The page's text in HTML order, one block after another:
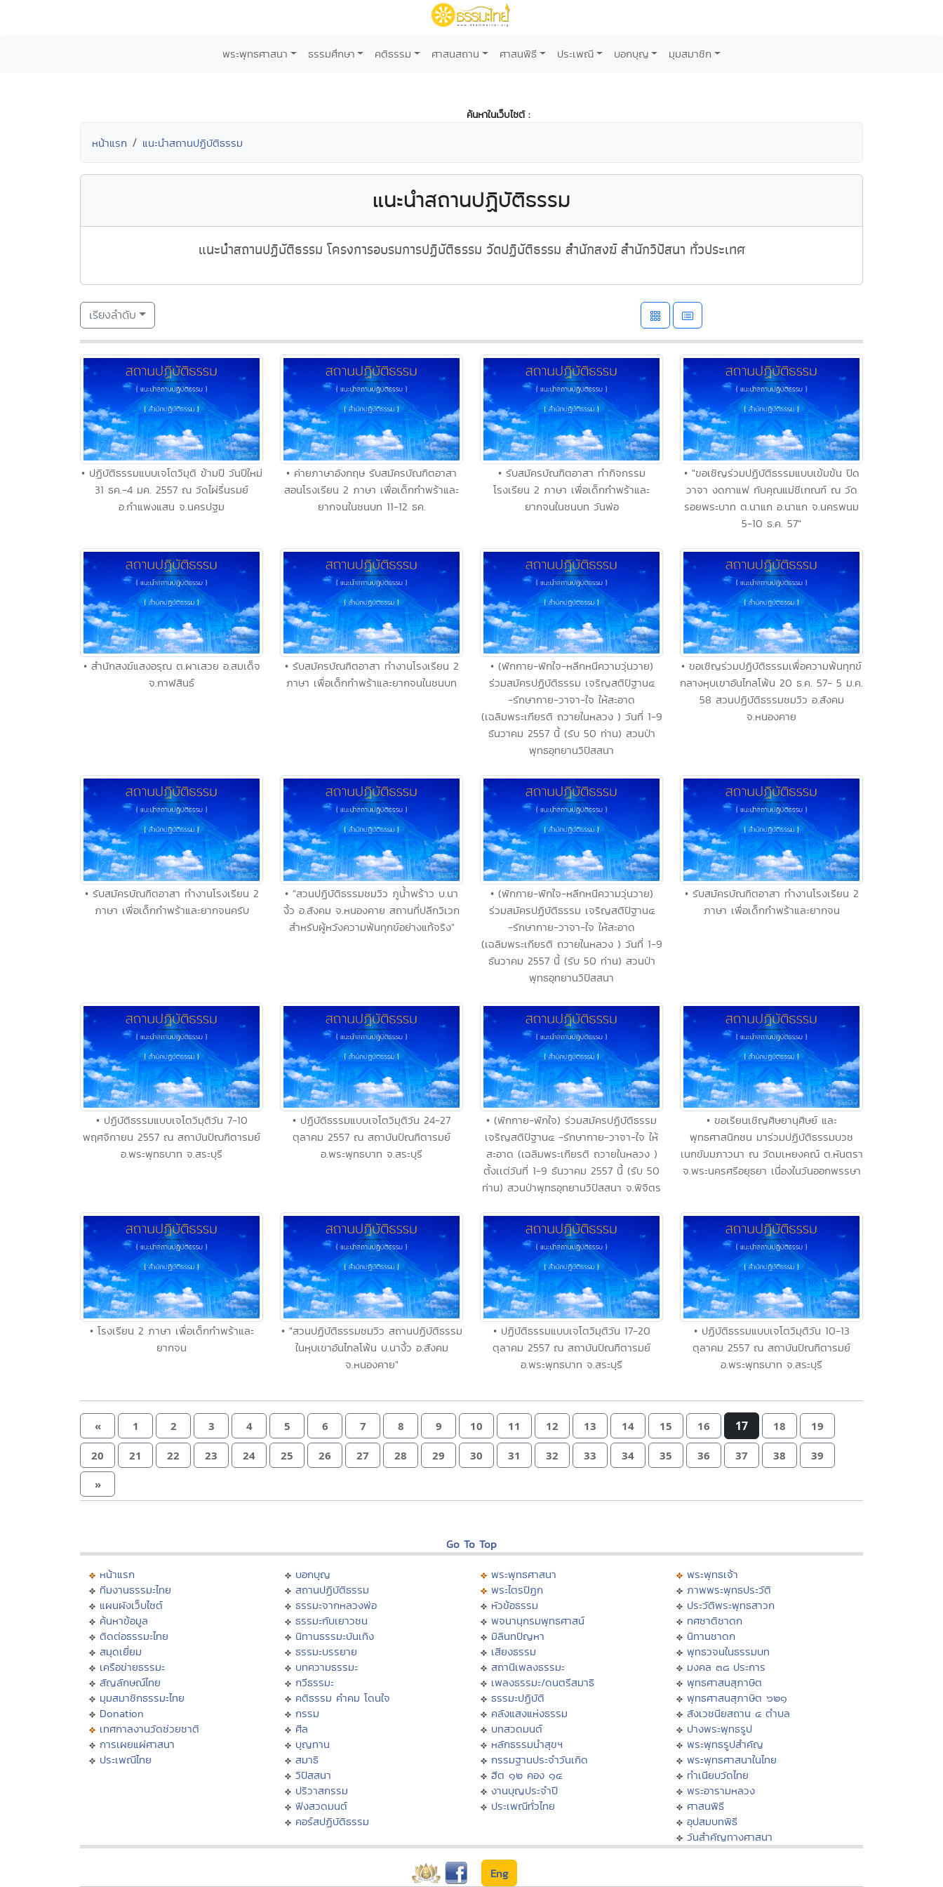
พระพุทธศาสนา ธรรมศึกษา คติธรรม ศาสนสถาน ศาสนพิธี ประเพณี บอกบุญ มุมสมาชิก
ค้นหาในเว็บไซต์ :
หน้าแรก แนะนำสถานปฏิบัติธรรม
แนะนำสถานปฏิบัติธรรม
แนะนำสถานปฏิบัติธรรม โครงการอบรมการปฏิบัติธรรม วัดปฏิบัติธรรม สำนักสงฆ์ สำนักวิปัสนา ทั่วประเทศ
เรียงลำดับ
• ปฏิบัติธรรมแบบเจโตวิมุติ ข้ามปี วันปีใหม่
31 ธค.-4 มค. 2557 ณ วัดไผ่รื่นรมย์
อ.กำแพงแสน จ.นครปฐม
• ค่ายภาษาอังกฤษ รับสมัครบัณฑิตอาสา
สอนโรงเรียน 2 ภาษา เพื่อเด็กกำพร้าและ
ยากจนในชนบท 11-12 ธค.
• รับสมัครบัณฑิตอาสา ทำกิจกรรม
โรงเรียน 2 ภาษา เพื่อเด็กกำพร้าและ
ยากจนในชนบท วันพ่อ
• "ขอเชิญร่วมปฏิบัติธรรมแบบเข้มข้น ปิด
วาจา งดกาแฟ กับคุณแม่ชีเกณฑ์ ณ วัด
รอยพระบาท ต.นาแก อ.นาแก จ.นครพนม
5-10 ธ.ค. 57"
• สำนักสงฆ์แสงอรุณ ต.ผาเสวย อ.สมเด็จ
จ.กาฬสินธ์
• รับสมัครบัณฑิตอาสา ทำงานโรงเรียน 2
ภาษา เพื่อเด็กกำพร้าและยากจนในชนบท
• (พักกาย-พักใจ-หลีกหนีความวุ่นวาย)
ร่วมสมัครปฏิบัติธรรม เจริญสติปัฐาน๔
-รักษากาย-วาจา-ใจ ให้สะอาด
(เฉลิมพระเกียรติ ถวายในหลวง ) วันที่ 1-9
ธันวาคม 2557 นี้ (รับ 50 ท่าน) สวนป่า
พุทธอุทยานวิปัสสนา
• ขอเชิญร่วมปฏิบัติธรรมเพื่อความพ้นทุกข์
กลางหุบเขาอันไกลโพ้น 20 ธ.ค. 57- 5 ม.ค.
58 สวนปฏิบัติธรรมชมวิว อ.สังคม
จ.หนองคาย
• รับสมัครบัณฑิตอาสา ทำงานโรงเรียน 2
ภาษา เพื่อเด็กกำพร้าและยากจนครับ
• "สวนปฏิบัติธรรมชมวิว ภูน้ำพร้าว บ.นา
งิ้ว อ.สังคม จ.หนองคาย สถานที่ปลีกวิเวก
สำหรับผู้หวังความพ้นทุกข์อย่างแท้จริง"
• (พักกาย-พักใจ-หลีกหนีความวุ่นวาย)
ร่วมสมัครปฏิบัติธรรม เจริญสติปัฐาน๔
-รักษากาย-วาจา-ใจ ให้สะอาด
(เฉลิมพระเกียรติ ถวายในหลวง ) วันที่ 1-9
ธันวาคม 2557 นี้ (รับ 50 ท่าน) สวนป่า
พุทธอุทยานวิปัสสนา
• รับสมัครบัณฑิตอาสา ทำงานโรงเรียน 2
ภาษา เพื่อเด็กกำพร้าและยากจน
• ปฏิบัติธรรมแบบเจโตวิมุติวัน 7-10
พฤศจิกายน 2557 ณ สถาบันปัณฑิตารมย์
อ.พระพุทธบาท จ.สระบุรี
• ปฏิบัติธรรมแบบเจโตวิมุติวัน 24-27
ตุลาคม 2557 ณ สถาบันปัณฑิตารมย์
อ.พระพุทธบาท จ.สระบุรี
• (พักกาย-พักใจ) ร่วมสมัครปฏิบัติธรรม
เจริญสติปัฐาน๔ -รักษากาย-วาจา-ใจ ให้
สะอาด (เฉลิมพระเกียรติ ถวายในหลวง )
ตั้งเเต่วันที่ 1-9 ธันวาคม 2557 นี้ (รับ 50
ท่าน) สวนป่าพุทธอุทยานวิปัสสนา จ.พิจิตร
• ขอเรียนเชิญศิษยานุศิษย์ และ
พุทธศาสนิกชน มาร่วมปฏิบัติธรรมบวช
เนกขัมมภาวนา ณ วัดมเหยงคณ์ ต.หันตรา
จ.พระนครศรีอยุธยา เนื่องในวันออกพรรษา
• โรงเรียน 2 ภาษา เพื่อเด็กกำพร้าและ
ยากจน
• "สวนปฏิบัติธรรมชมวิว สถานปฏิบัติธรรม
ในหุบเขาอันไกลโพ้น บ.นางิ้ว อ.สังคม
จ.หนองคาย"
• ปฏิบัติธรรมแบบเจโตวิมุติวัน 17-20
ตุลาคม 2557 ณ สถาบันปัณฑิตารมย์
อ.พระพุทธบาท จ.สระบุรี
• ปฏิบัติธรรมแบบเจโตวิมุติวัน 10-13
ตุลาคม 2557 ณ สถาบันปัณฑิตารมย์
อ.พระพุทธบาท จ.สระบุรี
« 1 2 3 4 5 6 7 8 9 10 11 12 13 14 15 16 17 18 19
20 21 22 23 24 25 26 27 28 29 30 31 32 33 34 35 36 37 38 39
»
Go To Top
หน้าแรก
ทีมงานธรรมะไทย
แผนผังเว็บไซต์
ค้นหาข้อมูล
ติดต่อธรรมะไทย
สมุดเยี่ยม
เครือข่ายธรรมะ
สัญลักษณ์ไทย
มุมสมาชิกธรรมะไทย
Donation
เทศกาลงานวัดช่วยชาติ
การเผยแผ่ศาสนา
ประเพณีไทย
บอกบุญ
สถานปฏิบัติธรรม
ธรรมะจากหลวงพ่อ
ธรรมะกับเยาวชน
นิทานธรรมะบันเทิง
ธรรมะบรรยาย
บทความธรรมะ
กวีธรรมะ
คติธรรม คำคม โดนใจ
กรรม
ศีล
บุญทาน
สมาธิ
วิปัสสนา
ปริวาสกรรม
ฟังสวดมนต์
คอร์สปฏิบัติธรรม
พระพุทธศาสนา
พระไตรปิฏก
หัวข้อธรรม
พจนานุกรมพุทธศาสน์
มิลินทปัญหา
เสียงธรรม
สถานีเพลงธรรมะ
เพลงธรรมะ/ดนตรีสมาธิ
ธรรมะปฏิบัติ
คลังแสงแห่งธรรม
บทสวดมนต์
หลักธรรมนำสุขฯ
กรรมฐานประจำวันเกิด
ฮีต ๑๒ คอง ๑๔
งานบุญประจำปี
ประเพณีทั่วไทย
พระพุทธเจ้า
ภาพพระพุทธประวัติ
ประวัติพระพุทธสาวก
ทศชาติชาดก
นิทานชาดก
พุทธวจนในธรรมบท
มงคล ๓๘ ประการ
พุทธศาสนสุภาษิต
พุทธศาสนสุภาษิต ๖๒๑
สังเวชนียสถาน ๔ ตำบล
ปางพระพุทธรูป
พระพุทธรูปสำคัญ
พระพุทธศาสนาในไทย
ทำเนียบวัดไทย
พระอารามหลวง
ศาสนพิธี
อุปสมบทพิธี
วันสำคัญทางศาสนา
Eng